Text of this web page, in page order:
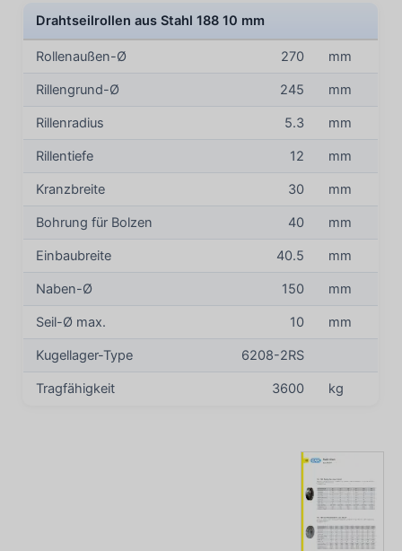
Drahtseilrollen aus Stahl 188 10 mm
Rollenaußen-Ø 270 mm
Rillengrund-Ø 245 mm
Rillenradius 5.3 mm
Rillentiefe 12 mm
Kranzbreite 30 mm
Bohrung für Bolzen 40 mm
Einbaubreite 40.5 mm
Naben-Ø 150 mm
Seil-Ø max. 10 mm
Kugellager-Type 6208-2RS
Tragfähigkeit 3600 kg